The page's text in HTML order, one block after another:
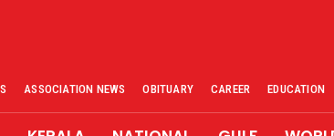
ASSOCIATION NEWS OBITUARY CAREER EDUCATION